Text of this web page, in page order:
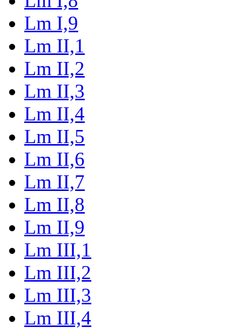
Lm I,9
Lm II,1
Lm II,2
Lm II,3
Lm II,4
Lm II,5
Lm II,6
Lm II,7
Lm II,8
Lm II,9
Lm III,1
Lm III,2
Lm III,3
Lm III,4